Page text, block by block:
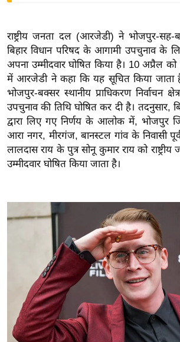
वि
शे
ष
ज्ञ
रा
य
ब
ज
ट
के
0
2
राष्ट्रीय जनता दल (आरजेडी) ने भोजपुर-सह-
बिहार विधान परिषद के आगामी उपचुनाव के
अपना उम्मीदवार घोषित किया है। 10 अप्रैल को
में आरजेडी ने कहा कि यह सूचित किया जाता
भोजपुर-बक्सर स्थानीय प्राधिकरण निर्वाचन
उपचुनाव की तिथि घोषित कर दी है। तदनुसार,
द्वारा लिए गए निर्णय के आलोक में, भोजपुर
आरा नगर, मीरगंज, बानस्टल गांव के निवासी
लालदास राय के पुत्र सोनू कुमार राय को
उम्मीदवार घोषित किया जाता है।